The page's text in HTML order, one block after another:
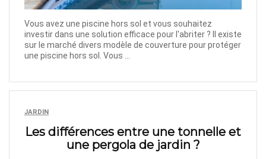
Vous avez une piscine hors sol et vous souhaitez
investir dans une solution efficace pour l'abriter ? Il existe
sur le marché divers modèle de couverture pour protéger
une piscine hors sol. Vous ...
JARDIN
Les différences entre une tonnelle et
une pergola de jardin ?